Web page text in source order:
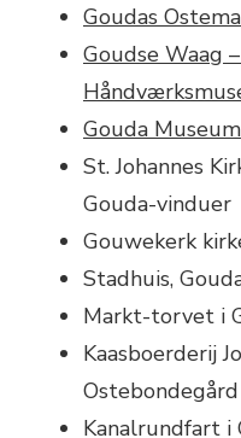
Goudas
Goudse Waag
Gouda Museum
St. Johannes
Gouda-vinduer
Gouwekerk
Stadhuis,
Markt-torvet i
Kaasboerderij
Kanalrundfart i